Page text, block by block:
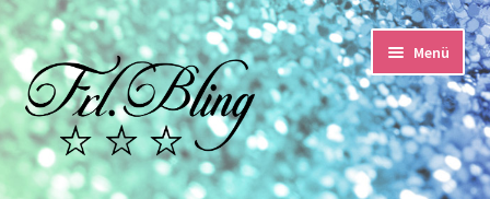
Zur
Navigation
springen
Springe
zum
Inhalt
Menü